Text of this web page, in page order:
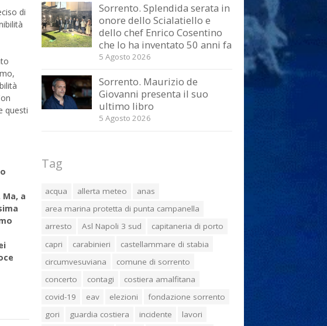
di
questi
a
Sorrento. Splendida serata in
onore dello Scialatiello e
dello chef Enrico Cosentino
che lo ha inventato 50 anni fa
5 Agosto 2026
Sorrento. Maurizio de
Giovanni presenta il suo
ultimo libro
5 Agosto 2026
Tag
acqua allerta meteo
anas
area marina protetta di punta campanella
arresto
Asl Napoli 3 sud
capitaneria di porto
capri
carabinieri
castellammare di stabia
circumvesuviana
comune di sorrento
concerto
contagi
costiera amalfitana
covid-19
eav elezioni
fondazione sorrento
gori
guardia costiera incidente
lavori